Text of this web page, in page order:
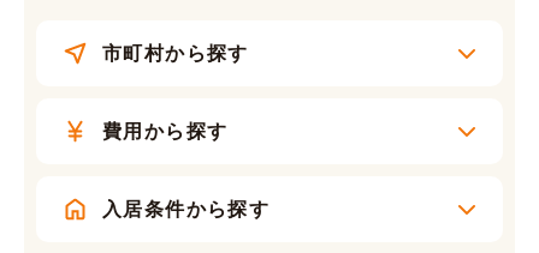
市町村から探す
費用から探す
入居条件から探す